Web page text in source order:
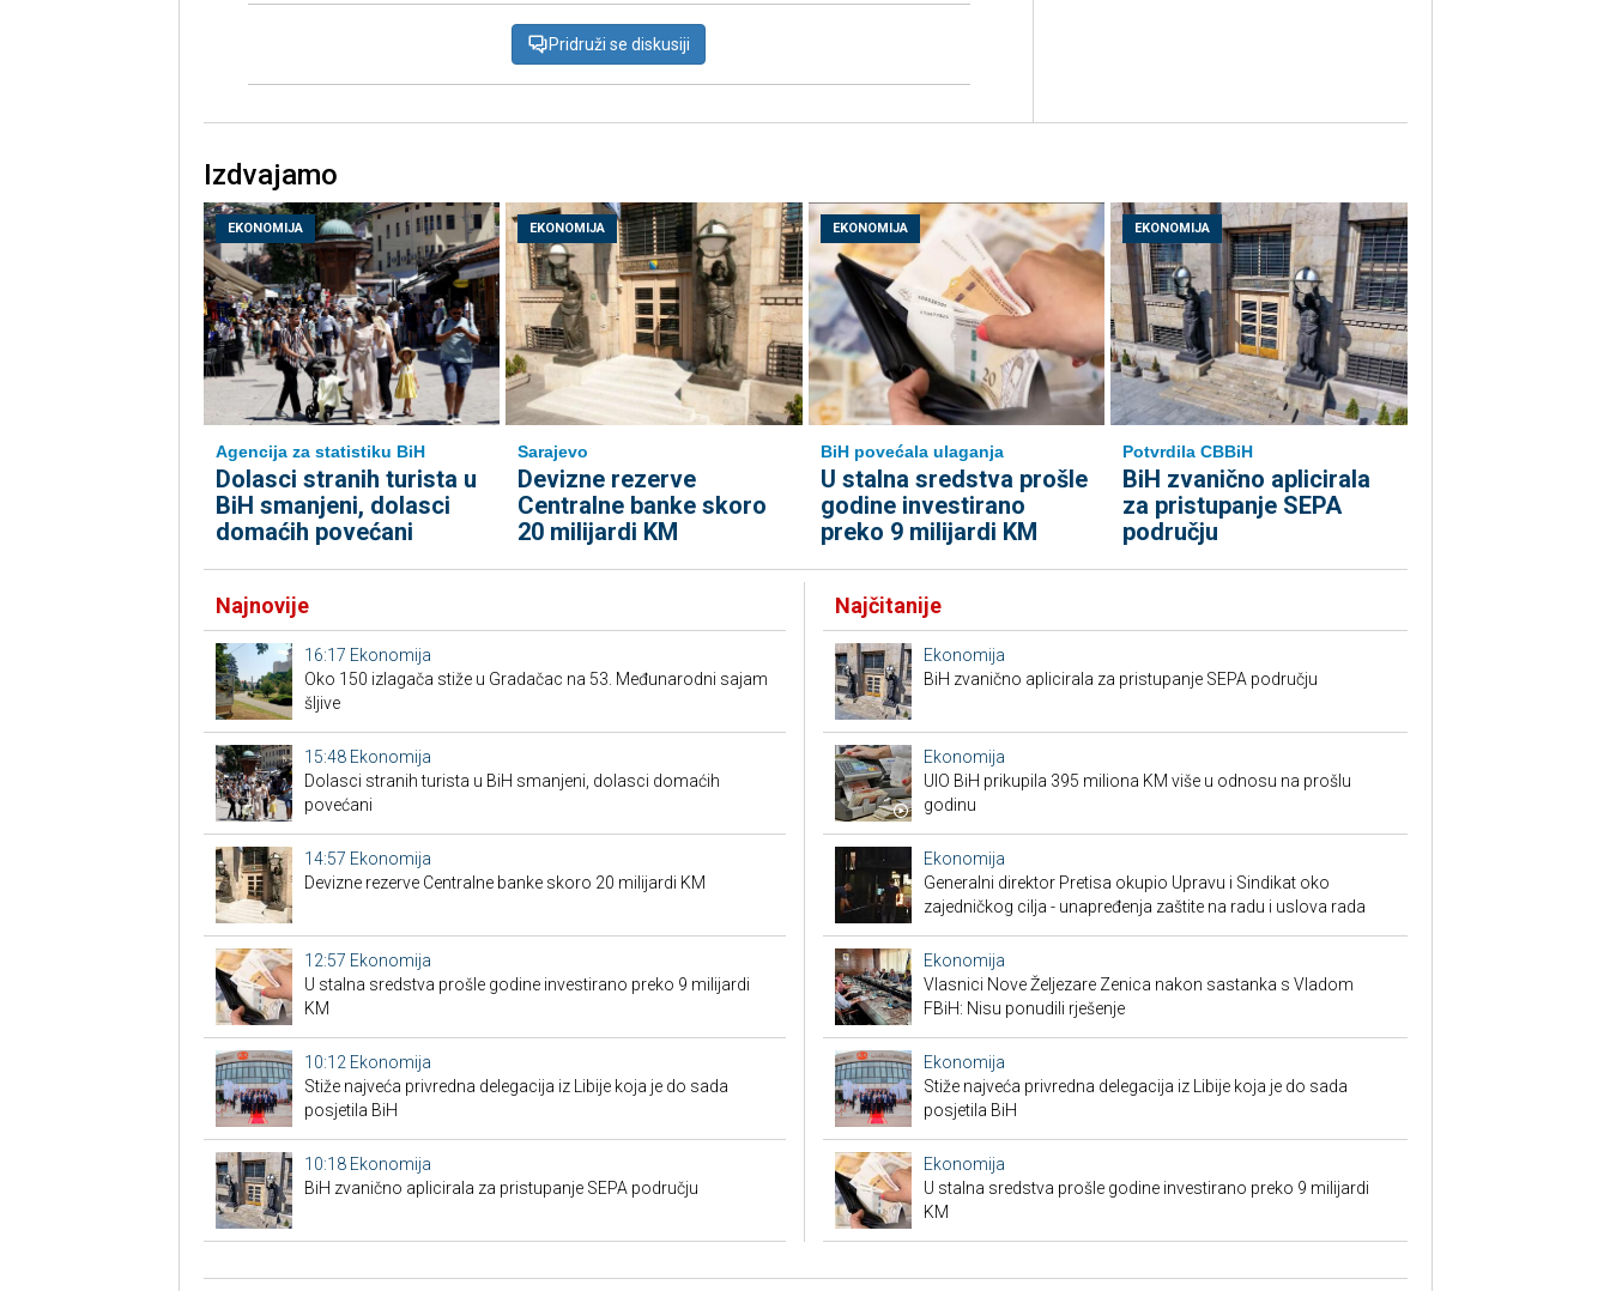
Pridruži se diskusiji
Izdvajamo
EKONOMIJA
Agencija za statistiku BiH
Dolasci stranih turista u
BiH smanjeni, dolasci
domaćih povećani
EKONOMIJA
Sarajevo
Devizne rezerve
Centralne banke skoro
20 milijardi KM
EKONOMIJA
BiH povećala ulaganja
U stalna sredstva prošle
godine investirano
preko 9 milijardi KM
EKONOMIJA
Potvrdila CBBiH
BiH zvanično aplicirala
za pristupanje SEPA
području
Najnovije
16:17 Ekonomija
Oko 150 izlagača stiže u Gradačac na 53. Međunarodni sajam
šljive
15:48 Ekonomija
Dolasci stranih turista u BiH smanjeni, dolasci domaćih
povećani
14:57 Ekonomija
Devizne rezerve Centralne banke skoro 20 milijardi KM
12:57 Ekonomija
U stalna sredstva prošle godine investirano preko 9 milijardi
KM
10:12 Ekonomija
Stiže najveća privredna delegacija iz Libije koja je do sada
posjetila BiH
10:18 Ekonomija
BiH zvanično aplicirala za pristupanje SEPA području
Najčitanije
Ekonomija
BiH zvanično aplicirala za pristupanje SEPA području
Ekonomija
UIO BiH prikupila 395 miliona KM više u odnosu na prošlu
godinu
Ekonomija
Generalni direktor Pretisa okupio Upravu i Sindikat oko
zajedničkog cilja - unapređenja zaštite na radu i uslova rada
Ekonomija
Vlasnici Nove Željezare Zenica nakon sastanka s Vladom
FBiH: Nisu ponudili rješenje
Ekonomija
Stiže najveća privredna delegacija iz Libije koja je do sada
posjetila BiH
Ekonomija
U stalna sredstva prošle godine investirano preko 9 milijardi
KM